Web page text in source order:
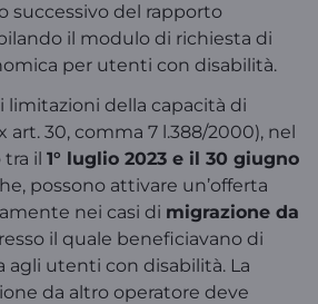
successivo del rapporto
il modulo di richiesta di
per utenti con disabilità.
limitazioni della capacità di
art. 30, comma 7 l.388/2000), nel
il 1° luglio 2023 e il 30 giugno
possono attivare un’offerta
nei casi di migrazione da
il quale beneficiavano di
agli utenti con disabilità. La
da altro operatore deve